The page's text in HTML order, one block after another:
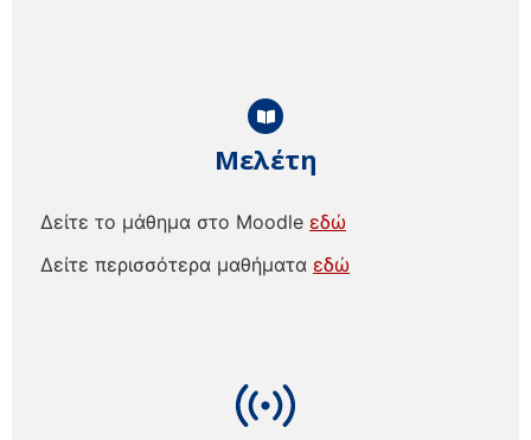
Μελέτη
Δείτε το μάθημα στο Moodle εδώ
Δείτε περισσότερα μαθήματα εδώ